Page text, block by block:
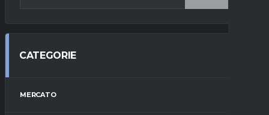
CATEGORIE
MERCATO